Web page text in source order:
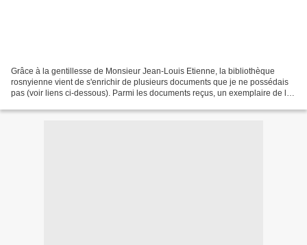
Grâce à la gentillesse de Monsieur Jean-Louis Etienne, la bibliothèque
rosnyienne vient de s'enrichir de plusieurs documents que je ne possédais
pas (voir liens ci-dessous). Parmi les documents reçus, un exemplaire de la